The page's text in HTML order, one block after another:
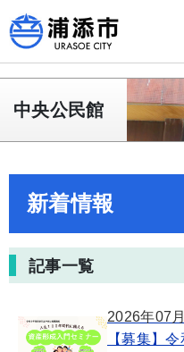
中央公民館
新着情報
記事一覧
2026年07
【募集】